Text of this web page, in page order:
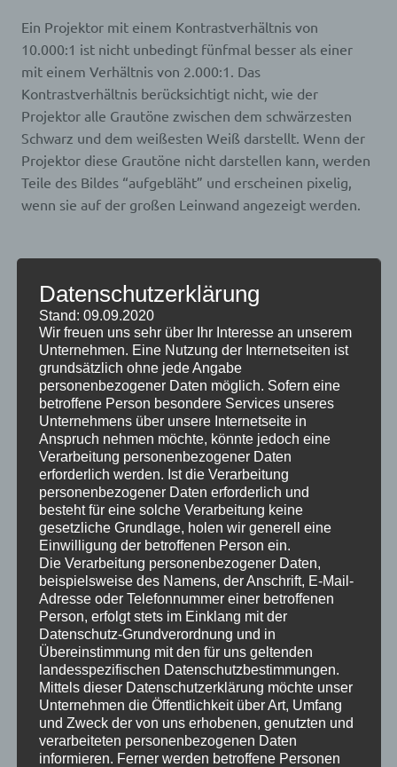
Ein Projektor mit einem Kontrastverhältnis von
10.000:1 ist nicht unbedingt fünfmal besser als einer
mit einem Verhältnis von 2.000:1. Das
Kontrastverhältnis berücksichtigt nicht, wie der
Projektor alle Grautöne zwischen dem schwärzesten
Schwarz und dem weißesten Weiß darstellt. Wenn der
Projektor diese Grautöne nicht darstellen kann, werden
Teile des Bildes “aufgebläht” und erscheinen pixelig,
wenn sie auf der großen Leinwand angezeigt werden.
Steuerungseinstellungen.
Mit Mehrfarbverarbeitungstechnologien wie
BrilliantColor und sRGB-Modi können Sie die Anzeige
des Projektors ganz nach Ihren Wünschen anpassen.
Empfohlene Wide XGA- und HD-Projektoren
BenQ BenQ TH671ST
TH671ST
HD (1920 x 1080)
3000 Lumen
Epson Epson Heimkin 2250 3LCD 1080p
Heimkino 2250 3LCD 1080p
HD (1920 x 1080)
2700 Lumen
Optoma Optoma CinemaX P2 4K UHD Laser-Kino
CinemaX P2 4K UHD-Laser-Kino
4K (3840 x 2160)
Datenschutzerklärung
Stand: 09.09.2020
Wir freuen uns sehr über Ihr Interesse an unserem
Unternehmen. Eine Nutzung der Internetseiten ist
grundsätzlich ohne jede Angabe
personenbezogener Daten möglich. Sofern eine
betroffene Person besondere Services unseres
Unternehmens über unsere Internetseite in
Anspruch nehmen möchte, könnte jedoch eine
Verarbeitung personenbezogener Daten
erforderlich werden. Ist die Verarbeitung
personenbezogener Daten erforderlich und
besteht für eine solche Verarbeitung keine
gesetzliche Grundlage, holen wir generell eine
Einwilligung der betroffenen Person ein.
Die Verarbeitung personenbezogener Daten,
beispielsweise des Namens, der Anschrift, E-Mail-
Adresse oder Telefonnummer einer betroffenen
Person, erfolgt stets im Einklang mit der
Datenschutz-Grundverordnung und in
Übereinstimmung mit den für uns geltenden
landesspezifischen Datenschutzbestimmungen.
Mittels dieser Datenschutzerklärung möchte unser
Unternehmen die Öffentlichkeit über Art, Umfang
und Zweck der von uns erhobenen, genutzten und
verarbeiteten personenbezogenen Daten
informieren. Ferner werden betroffene Personen